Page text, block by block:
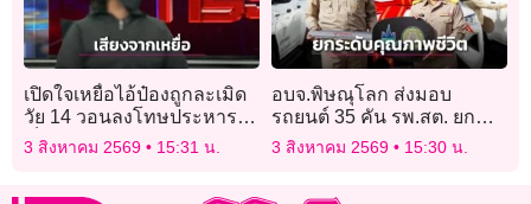
เปิดใจเหยื่อไอ้ป๋องถูกละเมิด
วัย 14 วอนลงโทษประหาร!
เจ็บปวดโดนแซะ “ถ้าแจ้ง
3 สิงหาคม 2569 15:31 น.
อบจ.พิษณุโลก ส่งมอบ
รถยนต์ 35 คัน รพ.สต. ยก
ระดับคุณภาพชีวิตปชช. ตาม
3 สิงหาคม 2569 15:30 น.